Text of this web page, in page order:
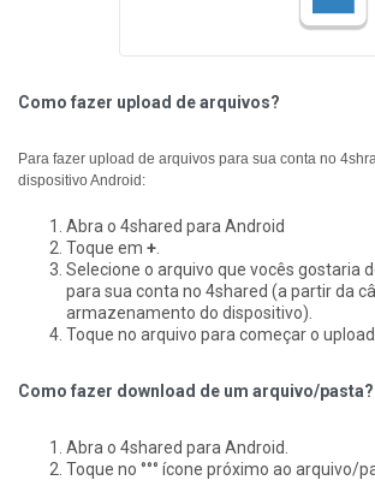
Como fazer upload de arquivos?
Para fazer upload de arquivos para sua conta no
dispositivo Android:
Abra o 4shared para Android
Toque em +
Selecione o arquivo que vocês gostaria
para sua conta no 4shared (a partir da
armazenamento do dispositivo).
Toque no arquivo para começar o upload.
Como fazer download de um arquivo/pasta?
Abra o 4shared para Android.
Toque no °°° ícone próximo ao arquivo/